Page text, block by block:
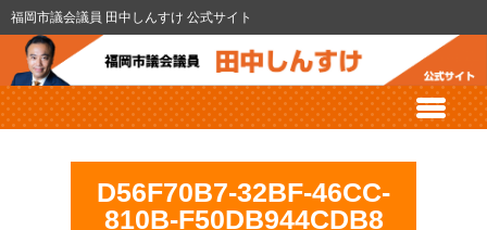
福岡市議会議員 田中しんすけ 公式サイト
D56F70B7-32BF-46CC-
810B-F50DB944CDB8